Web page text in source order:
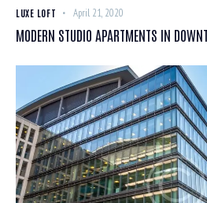
LUXE LOFT April 21, 2020
MODERN STUDIO APARTMENTS IN